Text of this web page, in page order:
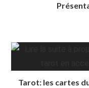
Tarot: les cartes